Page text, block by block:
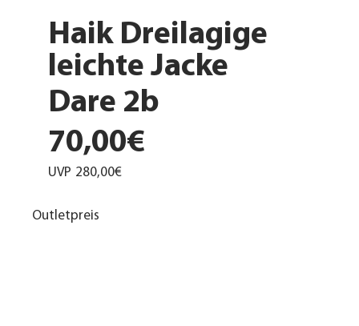
Haik Dreilagige
leichte Jacke
Dare 2b
70,00€
UVP 280,00€
Outletpreis